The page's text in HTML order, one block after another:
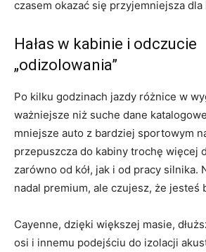
czasem okazać się przyjemniejsza dla
Hałas w kabinie i odczucie
„odizolowania”
Po kilku godzinach jazdy różnice w
ważniejsze niż suche dane
mniejsze auto z bardziej sportowym
przepuszcza do kabiny trochę więcej
zarówno od kół, jak i od pracy silnika.
nadal premium, ale czujesz, że jesteś
Cayenne, dzięki większej masie,
osi i innemu podejściu do izolacji